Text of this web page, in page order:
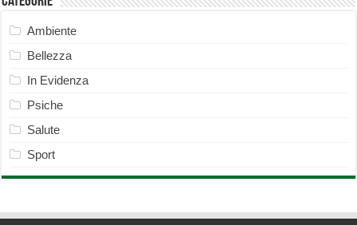
Ambiente
Bellezza
In Evidenza
Psiche
Salute
Sport